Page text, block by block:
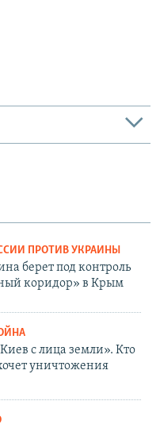
ПРОТИВ УКРАИНЫ
берет под контроль
коридор» в Крым
с лица земли». Кто
уничтожения